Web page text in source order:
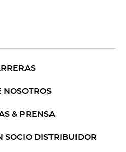
NOSOTROS
& PRENSA
SOCIO DISTRIBUIDOR